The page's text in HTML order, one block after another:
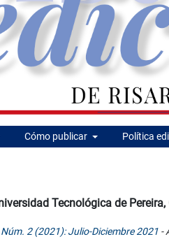
Cómo publicar Política
Tecnológica de
2 (2021): Julio-Diciembre 2021 -